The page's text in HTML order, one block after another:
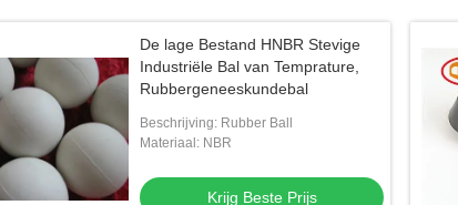
NBR O-ringen van
Geel O Ring Kits
Beste Prijs
video
De blauwe Verbinding Ring Box Silicone
30 van 404pcs O de uitrustingsfabrikant
Krijg Beste Prijs
De lage Bestand HNBR Stevige
Industriële Bal van Temprature,
Rubbergeneeskundebal
Beschrijving: Rubber Ball
Materiaal: NBR
Krijg Beste Prijs